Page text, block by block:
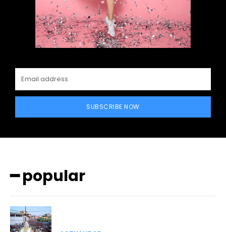
SUBSCRIBE NOW
━ popular